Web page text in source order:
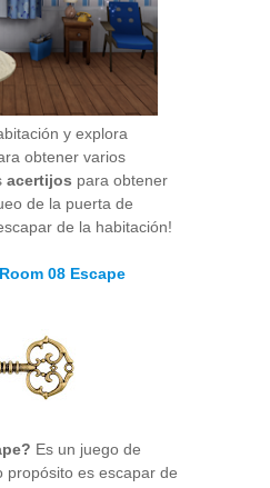
y explora
obtener varios
acertijos para obtener
de la puerta de
de la habitación!
08 Escape
Es un juego de
propósito es escapar de